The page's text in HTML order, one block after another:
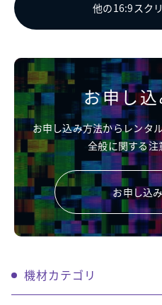
機材カテゴリ
他の16:9スク
お申し
お申し込み方法からレンタ
全般に関する注
お申し込